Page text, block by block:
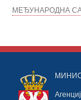
МЕЂУНАРОДНА